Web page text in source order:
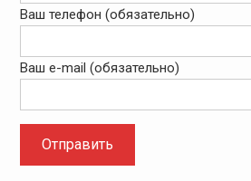
Ваш телефон (обязательно)
Ваш e-mail (обязательно)